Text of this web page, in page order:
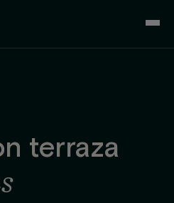
terraza